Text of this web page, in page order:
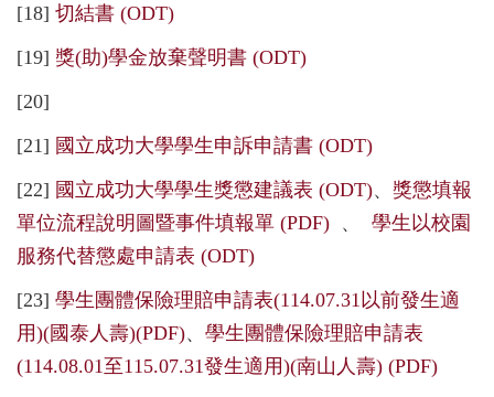
[18] 切結書 (ODT)
[19] 獎(助)學金放棄聲明書 (ODT)
[20]
[21] 國立成功大學學生申訴申請書 (ODT)
[22] 國立成功大學學生獎懲建議表 (ODT)、 獎懲填報
單位流程說明圖暨事件填報單 (PDF) 、 學生以校園
服務代替懲處申請表 (ODT)
[23] 學生團體保險理賠申請表(114.07.31以前發生適
用)(國泰人壽)(PDF)、 學生團體保險理賠申請表
(114.08.01至115.07.31發生適用)(南山人壽) (PDF)